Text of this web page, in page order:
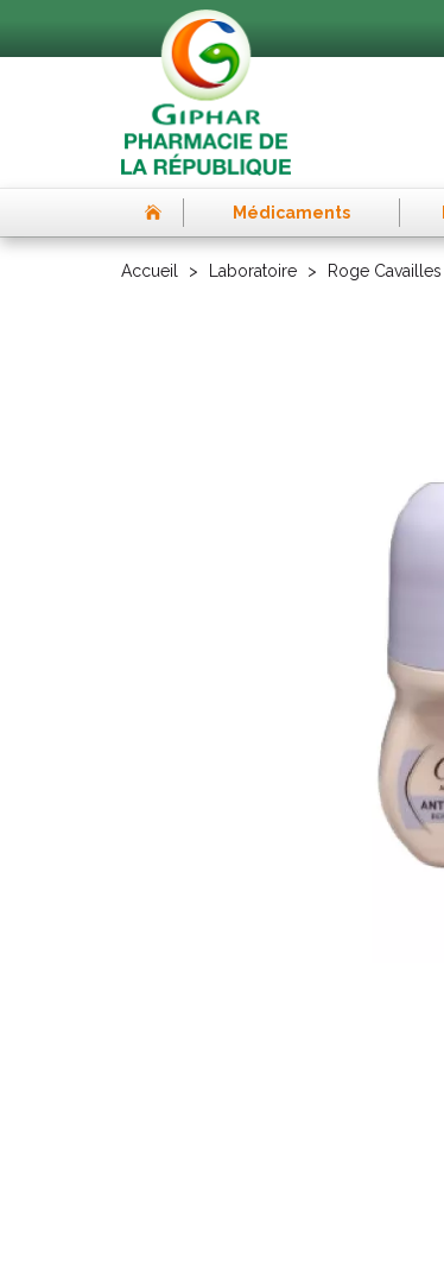
Médicaments
Accueil Laboratoire Roge Cavailles